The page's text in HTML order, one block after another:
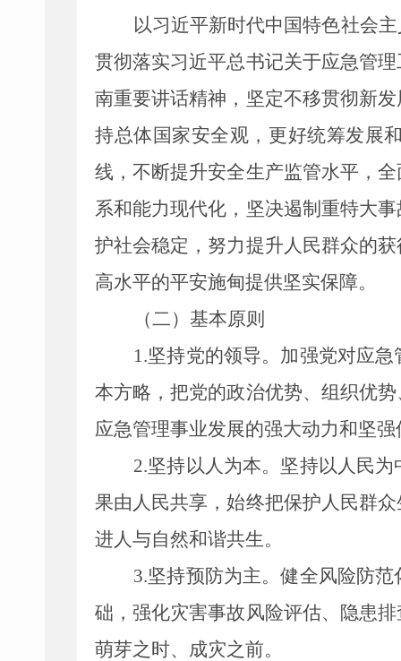
以习近平新时代中国特色社会
贯彻落实习近平总书记关于应急管
南重要讲话精神，坚定不移贯彻新
持总体国家安全观，更好统筹发展
线，不断提升安全生产监管水平，
系和能力现代化，坚决遏制重特大
护社会稳定，努力提升人民群众的
高水平的平安施甸提供坚实保障。
（二） 基本原则
1.坚持党的领导。加强党对应
本方略，把党的政治优势、组织优
应急管理事业发展的强大动力和坚强
2.坚持以人为本。坚持以人民
果由人民共享，始终把保护人民群
进人与自然和谐共生。
3.坚持预防为主。健全风险防
础，强化灾害事故风险评估、隐患
萌芽之时、成灾之前。